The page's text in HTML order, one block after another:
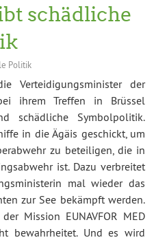
schädliche
Politik
Verteidigungsminister der
ihrem Treffen in Brüssel
schädliche Symbolpolitik.
in die Ägäis geschickt, um
zu beteiligen, die in
ist. Dazu verbreitet
mal wieder das
zur See bekämpft werden.
Mission EUNAVFOR MED
bewahrheitet. Und es wird